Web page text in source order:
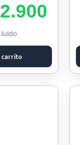
carrito